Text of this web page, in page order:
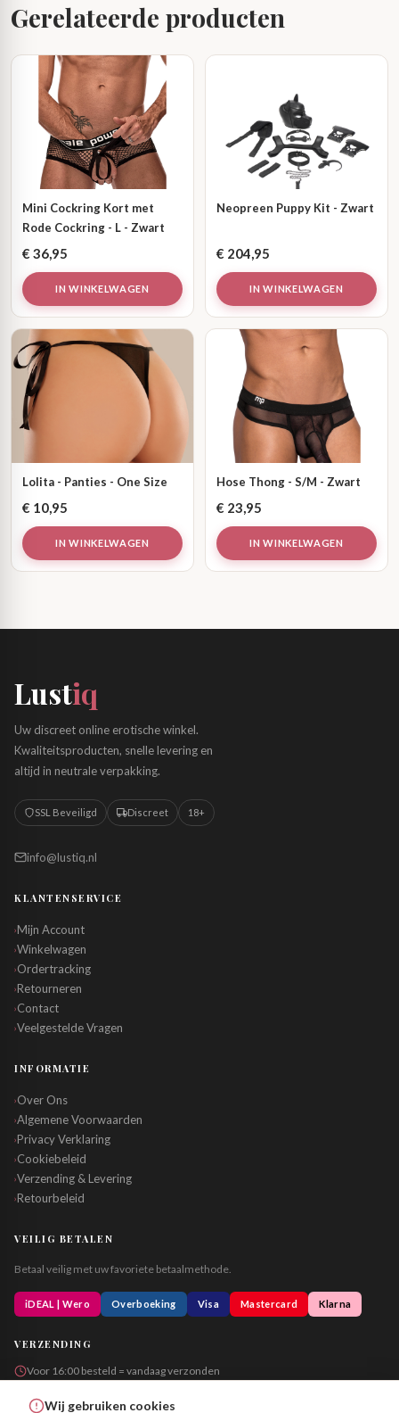
Gerelateerde producten
Mini Cockring Kort met
Rode Cockring - L - Zwart
€ 36,95
IN WINKELWAGEN
Neopreen Puppy Kit - Zwart
€ 204,95
IN WINKELWAGEN
Lolita - Panties - One Size
€ 10,95
IN WINKELWAGEN
Hose Thong - S/M - Zwart
€ 23,95
IN WINKELWAGEN
Lustiq
Uw discreet online erotische winkel.
Kwaliteitsproducten, snelle levering en
altijd in neutrale verpakking.
SSL Beveiligd Discreet 18+
info@lustiq.nl
KLANTENSERVICE
›Mijn Account
›Winkelwagen
›Ordertracking
›Retourneren
›Contact
›Veelgestelde Vragen
INFORMATIE
›Over Ons
›Algemene Voorwaarden
›Privacy Verklaring
›Cookiebeleid
›Verzending & Levering
›Retourbeleid
VEILIG BETALEN
Betaal veilig met uw favoriete betaalmethode.
iDEAL | Wero Overboeking Visa Mastercard Klarna
VERZENDING
Voor 16:00 besteld = vandaag verzonden
Wij gebruiken cookies